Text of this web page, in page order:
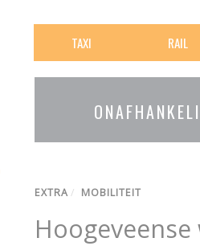
TAXI RAIL
EXTRA / MOBILITEIT